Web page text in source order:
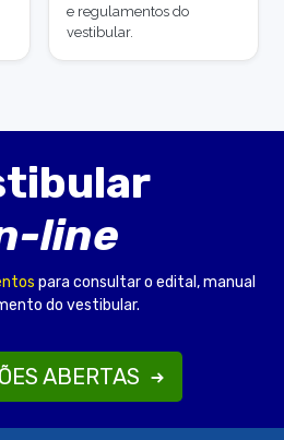
e regulamentos do
vestibular.
line
para consultar o edital, manual
do vestibular.
ABERTAS